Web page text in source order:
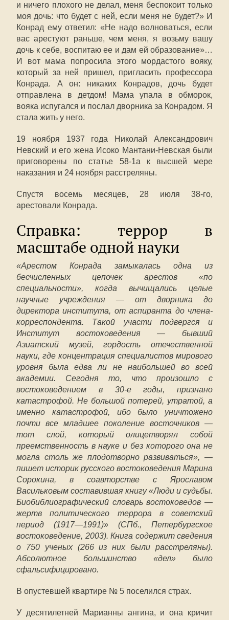
и ничего плохого не делал, меня беспокоит только
моя дочь: что будет с ней, если меня не будет?» И
Конрад ему ответил: «Не надо волноваться, если
вас арестуют раньше, чем меня, я возьму вашу
дочь к себе, воспитаю ее и дам ей образование»…
И вот мама попросила этого мордастого вояку,
который за ней пришел, пригласить профессора
Конрада. А он: никаких Конрадов, дочь будет
отправлена в детдом! Мама упала в обморок,
вояка испугался и послал дворника за Конрадом. Я
стала жить у него.
19 ноября 1937 года Николай Александрович
Невский и его жена Исоко Мантани-Невская были
приговорены по статье 58-1а к высшей мере
наказания и 24 ноября расстреляны.
Спустя восемь месяцев, 28 июля 38-го,
арестовали Конрада.
Справка: террор в
масштабе одной науки
«Арестом Конрада замыкалась одна из
бесчисленных цепочек арестов «по
специальности», когда вычищались целые
научные учреждения — от дворника до
директора института, от аспиранта до члена-
корреспондента. Такой участи подвергся и
Институт востоковедения — бывший
Азиатский музей, гордость отечественной
науки, где концентрация специалистов мирового
уровня была едва ли не наибольшей во всей
академии. Сегодня то, что произошло с
востоковедением в 30-е годы, признано
катастрофой. Не большой потерей, утратой, а
именно катастрофой, ибо было уничтожено
почти все младшее поколение восточников —
тот слой, который олицетворял собой
преемственность в науке и без которого она не
могла столь же плодотворно развиваться», —
пишет историк русского востоковедения Марина
Сорокина, в соавторстве с Ярославом
Васильковым составившая книгу «Люди и судьбы.
Биобиблиографический словарь востоковедов —
жертв политического террора в советский
период (1917—1991)» (СПб., Петербургское
востоковедение, 2003). Книга содержит сведения
о 750 ученых (266 из них были расстреляны).
Абсолютное большинство «дел» было
сфальсифицировано.
В опустевшей квартире № 5 поселился страх.
У десятилетней Марианны ангина, и она кричит